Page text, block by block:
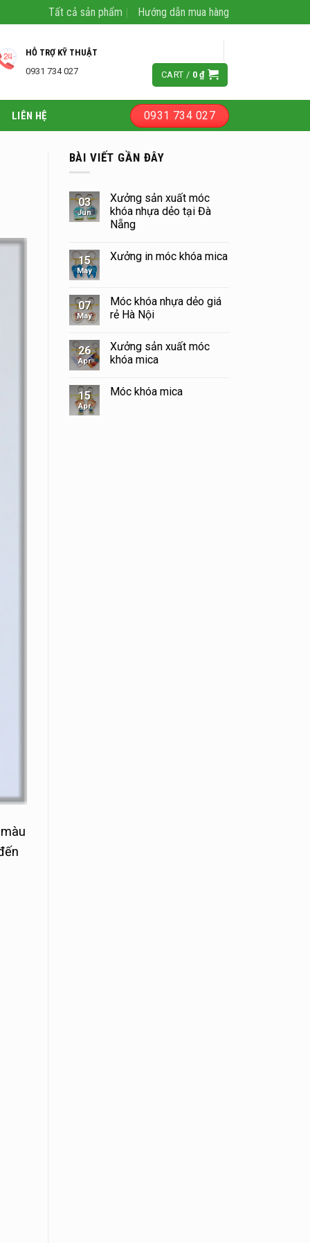
Tất cả sản phẩm Hướng dẫn mua hàng
HỖ TRỢ KỸ THUẬT
0931 734 027
CART / 0₫
LIÊN HỆ 0931 734 027
BÀI VIẾT GẦN ĐÂY
03
Jun
Xưởng sản xuất móc
khóa nhựa dẻo tại Đà
Nẵng
15
May
Xưởng in móc khóa mica
07
May
Móc khóa nhựa dẻo giá
rẻ Hà Nội
26
Apr
Xưởng sản xuất móc
khóa mica
15
Apr
Móc khóa mica